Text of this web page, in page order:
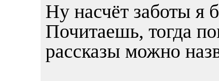
Ну насчёт заботы я
Почитаешь, тогда
рассказы можно